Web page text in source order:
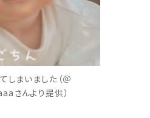
しまいました（＠
さんより提供）